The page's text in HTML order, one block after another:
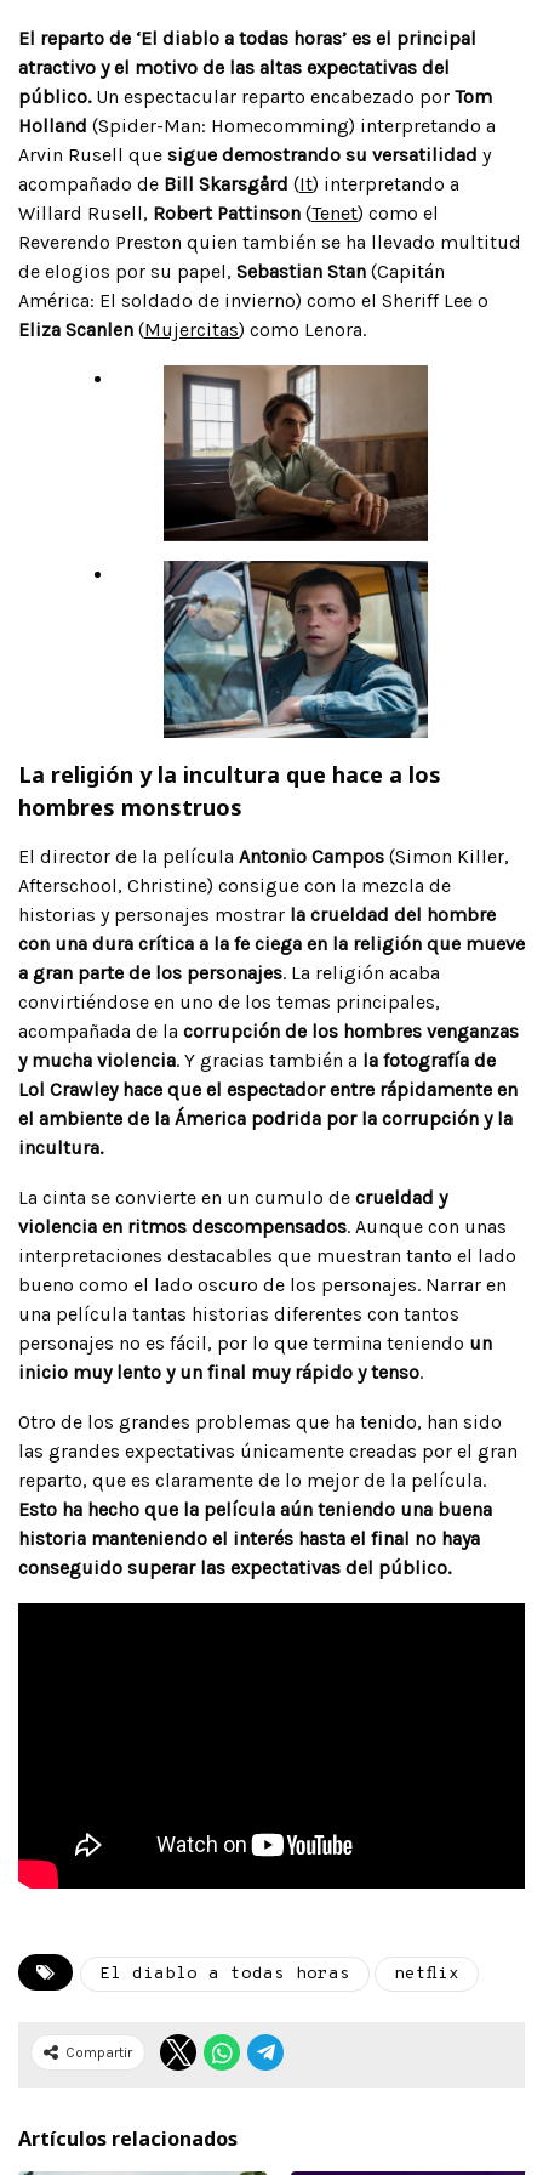
El reparto de ‘El diablo a todas horas’ es el principal
atractivo y el motivo de las altas expectativas del
público.Un espectacular reparto encabezado por Tom
Holland (Spider-Man: Homecomming) interpretando a
Arvin Rusell que sigue demostrando su versatilidad y
acompañado de Bill Skarsgård (It) interpretando a
Willard Rusell, Robert Pattinson (Tenet) como el
Reverendo Preston quien también se ha llevado multitud
de elogios por su papel, Sebastian Stan (Capitán
América: El soldado de invierno) como el Sheriff Lee o
Eliza Scanlen (Mujercitas) como Lenora.
La religión y la incultura que hace a los
hombres monstruos
El director de la película Antonio Campos (Simon Killer,
Afterschool, Christine) consigue con la mezcla de
historias y personajes mostrar la crueldad del hombre
con una dura crítica a la fe ciega en la religión que mueve
a gran parte de los personajes. La religión acaba
convirtiéndose en uno de los temas principales,
acompañada de la corrupción de los hombres venganzas
y mucha violencia. Y gracias también a la fotografía de
Lol Crawley hace que el espectador entre rápidamente en
el ambiente de la Ámerica podrida por la corrupción y la
incultura.
La cinta se convierte en un cumulo de crueldad y
violencia en ritmos descompensados. Aunque con unas
interpretaciones destacables que muestran tanto el lado
bueno como el lado oscuro de los personajes. Narrar en
una película tantas historias diferentes con tantos
personajes no es fácil, por lo que termina teniendo un
inicio muy lento y un final muy rápido y tenso.
Otro de los grandes problemas que ha tenido, han sido
las grandes expectativas únicamente creadas por el gran
reparto, que es claramente de lo mejor de la película.
Esto ha hecho que la película aún teniendo una buena
historia manteniendo el interés hasta el final no haya
conseguido superar las expectativas del público.
El diablo a todas horas netflix
Compartir
Artículos relacionados